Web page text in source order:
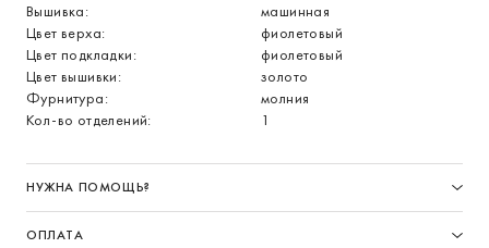
Вышивка:
машинная
Цвет верха:
фиолетовый
Цвет подкладки:
фиолетовый
Цвет вышивки:
золото
Фурнитура:
молния
Кол-во отделений:
1
НУЖНА ПОМОЩЬ?
ОПЛАТА